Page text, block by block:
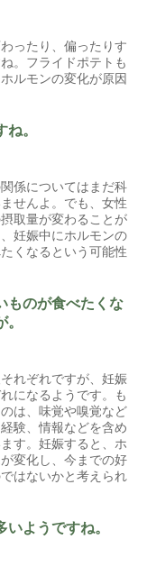
ったり、偏ったりす
。フライドポテトも
ルモンの変化が原因
。
係についてはまだ科
せんよ。でも、女性
取量が変わることが
妊娠中にホルモンの
くなるという可能性
ものが食べたくな
れぞれですが、妊娠
になるようです。も
は、味覚や嗅覚など
験、情報などを含め
す。妊娠すると、ホ
変化し、今までの好
はないかと考えられ
ようですね。